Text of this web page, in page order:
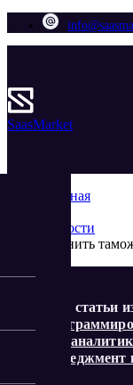
SaasMarket
Главная
Новости
Хранить
Еще статьи
Веб-
Менеджмент